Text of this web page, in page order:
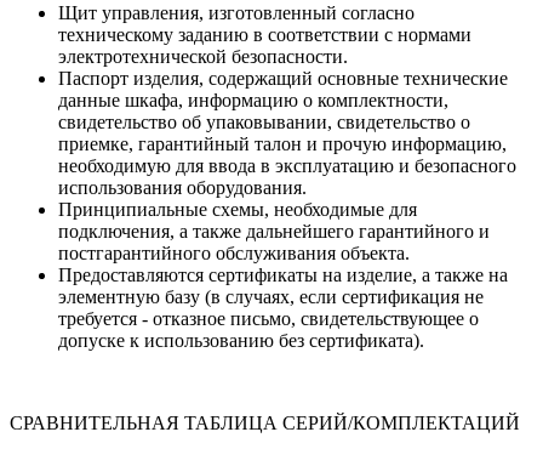
Щит управления, изготовленный согласно
техническому заданию в соответствии с нормами
электротехнической безопасности.
Паспорт изделия, содержащий основные технические
данные шкафа, информацию о комплектности,
свидетельство об упаковывании, свидетельство о
приемке, гарантийный талон и прочую информацию,
необходимую для ввода в эксплуатацию и безопасного
использования оборудования.
Принципиальные схемы, необходимые для
подключения, а также дальнейшего гарантийного и
постгарантийного обслуживания объекта.
Предоставляются сертификаты на изделие, а также на
элементную базу (в случаях, если сертификация не
требуется - отказное письмо, свидетельствующее о
допуске к использованию без сертификата).
СРАВНИТЕЛЬНАЯ ТАБЛИЦА СЕРИЙ/КОМПЛЕКТАЦИЙ